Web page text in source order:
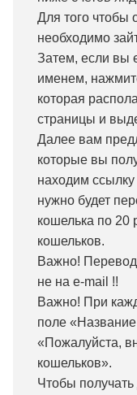
Для того чтобы
необходимо
Затем, если вы
именем,
которая
страницы и
Далее вам
которые вы
находим
нужно будет
кошелька по 20
кошельков.
Важно! Перевод
не на e-mail !!
Важно! При
поле
«Пожалуйста,
кошельков».
Чтобы